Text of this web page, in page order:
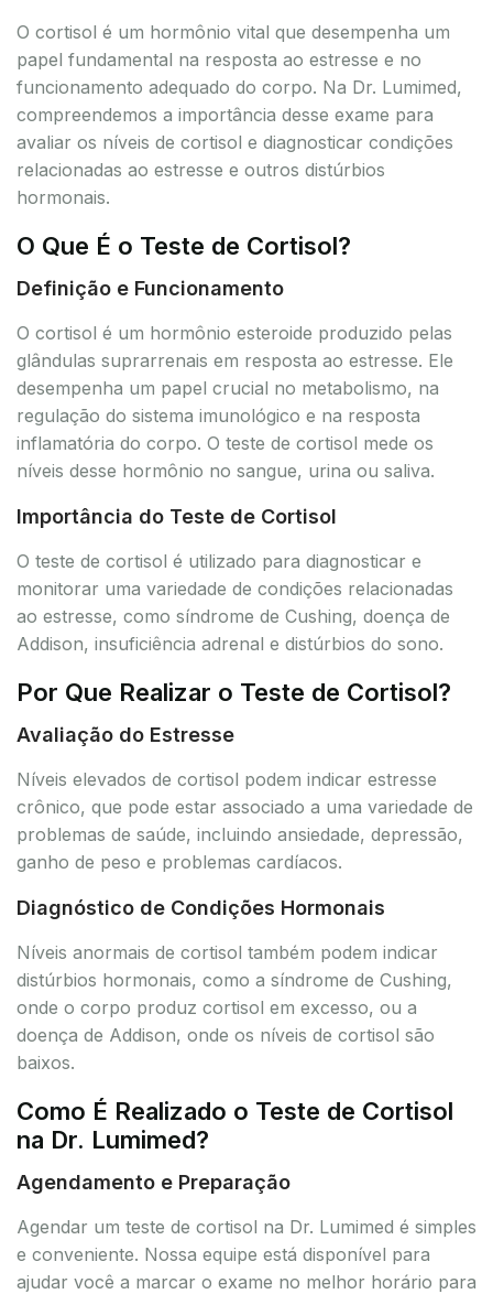
O cortisol é um hormônio vital que desempenha um
papel fundamental na resposta ao estresse e no
funcionamento adequado do corpo. Na Dr. Lumimed,
compreendemos a importância desse exame para
avaliar os níveis de cortisol e diagnosticar condições
relacionadas ao estresse e outros distúrbios
hormonais.
O Que É o Teste de Cortisol?
Definição e Funcionamento
O cortisol é um hormônio esteroide produzido pelas
glândulas suprarrenais em resposta ao estresse. Ele
desempenha um papel crucial no metabolismo, na
regulação do sistema imunológico e na resposta
inflamatória do corpo. O teste de cortisol mede os
níveis desse hormônio no sangue, urina ou saliva.
Importância do Teste de Cortisol
O teste de cortisol é utilizado para diagnosticar e
monitorar uma variedade de condições relacionadas
ao estresse, como síndrome de Cushing, doença de
Addison, insuficiência adrenal e distúrbios do sono.
Por Que Realizar o Teste de Cortisol?
Avaliação do Estresse
Níveis elevados de cortisol podem indicar estresse
crônico, que pode estar associado a uma variedade de
problemas de saúde, incluindo ansiedade, depressão,
ganho de peso e problemas cardíacos.
Diagnóstico de Condições Hormonais
Níveis anormais de cortisol também podem indicar
distúrbios hormonais, como a síndrome de Cushing,
onde o corpo produz cortisol em excesso, ou a
doença de Addison, onde os níveis de cortisol são
baixos.
Como É Realizado o Teste de Cortisol
na Dr. Lumimed?
Agendamento e Preparação
Agendar um teste de cortisol na Dr. Lumimed é simples
e conveniente. Nossa equipe está disponível para
ajudar você a marcar o exame no melhor horário para